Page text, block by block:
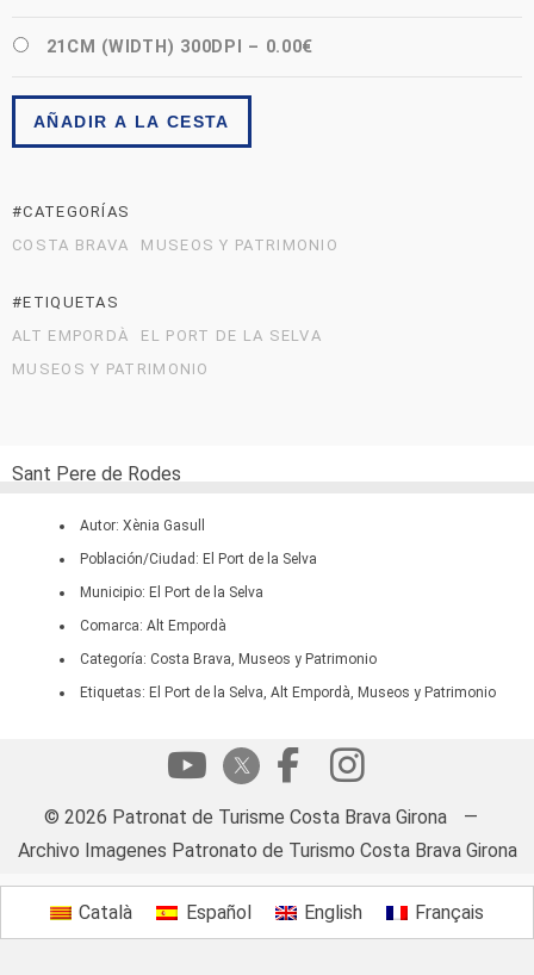
21CM (WIDTH) 300DPI – 0.00€
AÑADIR A LA CESTA
#CATEGORÍAS
COSTA BRAVA
MUSEOS Y PATRIMONIO
#ETIQUETAS
ALT EMPORDÀ
EL PORT DE LA SELVA
MUSEOS Y PATRIMONIO
Sant Pere de Rodes
Autor: Xènia Gasull
Población/Ciudad: El Port de la Selva
Municipio: El Port de la Selva
Comarca: Alt Empordà
Categoría: Costa Brava, Museos y Patrimonio
Etiquetas: El Port de la Selva, Alt Empordà, Museos y Patrimonio
© 2026 Patronat de Turisme Costa Brava Girona
—
Archivo Imagenes Patronato de Turismo Costa Brava Girona
Català Español English Français